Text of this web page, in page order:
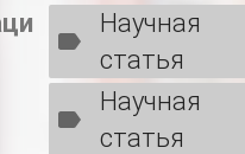
Научная
статья
Научная
статья